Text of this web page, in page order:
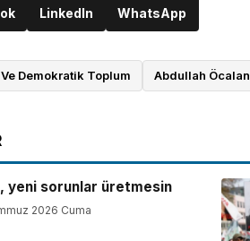
LinkedIn WhatsApp
Ve Demokratik Toplum Abdullah Öcalan
yeni sorunlar üretmesin
2026 Cuma